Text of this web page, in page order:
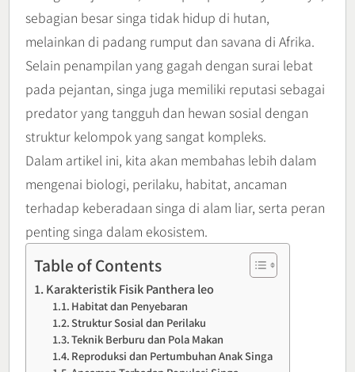
sebagian besar singa tidak hidup di hutan,
melainkan di padang rumput dan savana di Afrika.
Selain penampilan yang gagah dengan surai lebat
pada pejantan, singa juga memiliki reputasi sebagai
predator yang tangguh dan hewan sosial dengan
struktur kelompok yang sangat kompleks.
Dalam artikel ini, kita akan membahas lebih dalam
mengenai biologi, perilaku, habitat, ancaman
terhadap keberadaan singa di alam liar, serta peran
penting singa dalam ekosistem.
Table of Contents
Karakteristik Fisik Panthera leo
Habitat dan Penyebaran
Struktur Sosial dan Perilaku
Teknik Berburu dan Pola Makan
Reproduksi dan Pertumbuhan Anak Singa